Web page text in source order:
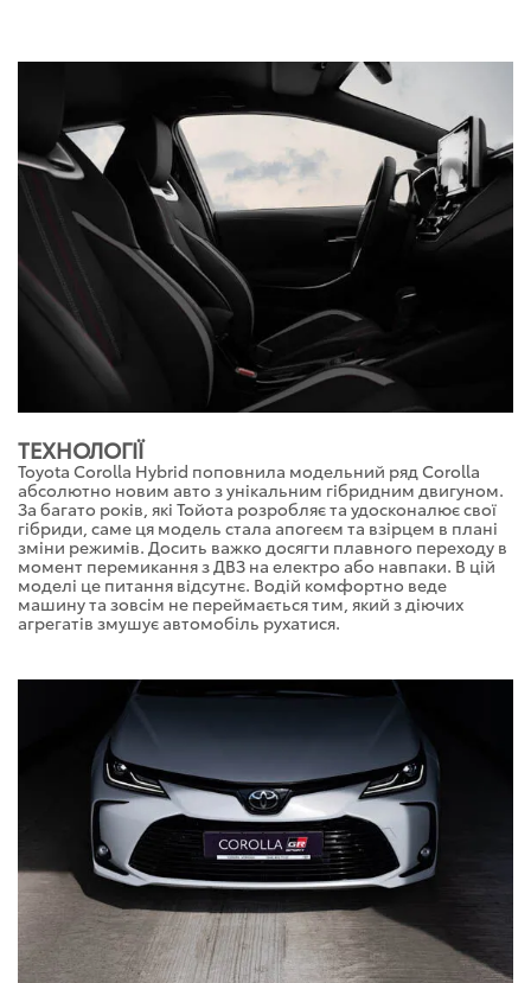
ТЕХНОЛОГІЇ
Toyota Corolla Hybrid поповнила модельний ряд Corolla
абсолютно новим авто з унікальним гібридним двигуном.
За багато років, які Тойота розробляє та удосконалює свої
гібриди, саме ця модель стала апогеєм та взірцем в плані
зміни режимів. Досить важко досягти плавного переходу в
момент перемикання з ДВЗ на електро або навпаки. В цій
моделі це питання відсутнє. Водій комфортно веде
машину та зовсім не переймається тим, який з діючих
агрегатів змушує автомобіль рухатися.